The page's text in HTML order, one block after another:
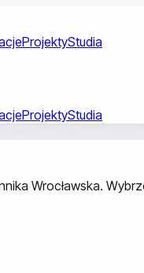
ProjektyStudia
ProjektyStudia
Wrocławska.